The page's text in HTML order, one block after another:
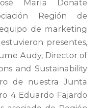
María Donate
Región de
de marketing
presentes,
Audy, Director of
and Sustainability
de nuestra Junta
4 Eduardo Fajardo